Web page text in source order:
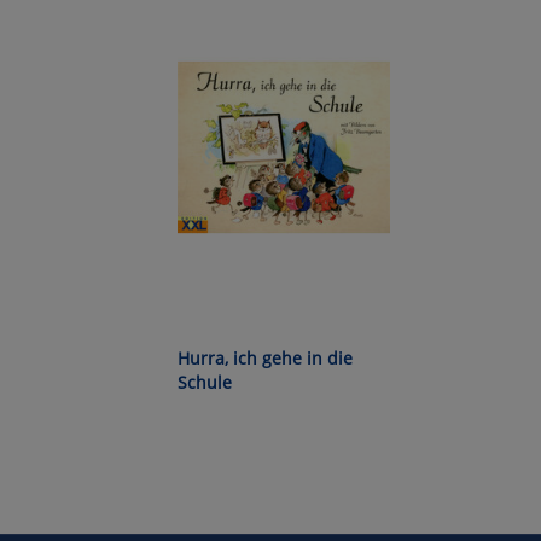
Hurra, ich gehe in die
Schule